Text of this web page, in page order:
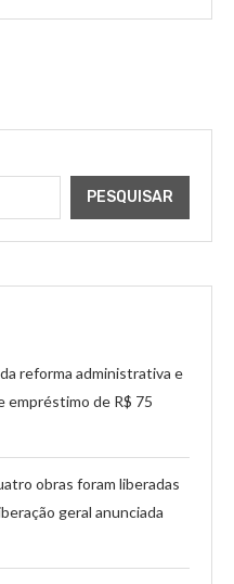
PESQUISAR
reforma administrativa e
empréstimo de R$ 75
obras foram liberadas
geral anunciada